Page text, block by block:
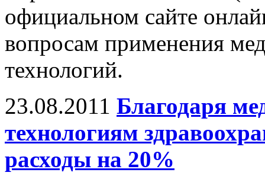
официальном сайте
вопросам применения
технологий.
23.08.2011 Благодаря
технологиям
расходы на 20%